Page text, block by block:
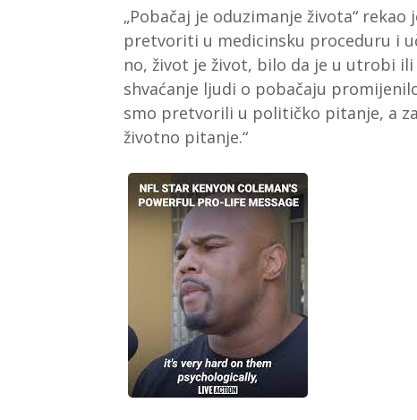
„Pobačaj je oduzimanje života“
pretvoriti u medicinsku proceduru i
no, život je život, bilo da je u utrobi
shvaćanje ljudi o pobačaju
smo pretvorili u političko pitanje, a
životno pitanje.“